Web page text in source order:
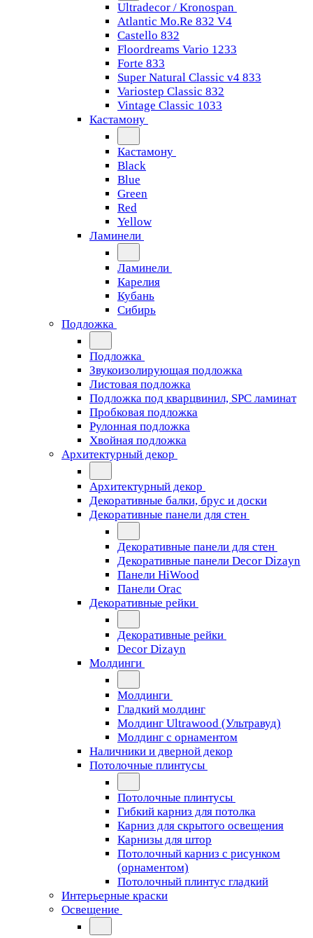
Ultradecor / Kronospan
Atlantic Mo.Re 832 V4
Castello 832
Floordreams Vario 1233
Forte 833
Super Natural Classic v4 833
Variostep Classic 832
Vintage Classic 1033
Кастамону
Кастамону
Black
Blue
Green
Red
Yellow
Ламинели
Ламинели
Карелия
Кубань
Сибирь
Подложка
Подложка
Звукоизолирующая подложка
Листовая подложка
Подложка под кварцвинил, SPC ламинат
Пробковая подложка
Рулонная подложка
Хвойная подложка
Архитектурный декор
Архитектурный декор
Декоративные балки, брус и доски
Декоративные панели для стен
Декоративные панели для стен
Декоративные панели Decor Dizayn
Панели HiWood
Панели Orac
Декоративные рейки
Декоративные рейки
Decor Dizayn
Молдинги
Молдинги
Гладкий молдинг
Молдинг Ultrawood (Ультравуд)
Молдинг с орнаментом
Наличники и дверной декор
Потолочные плинтусы
Потолочные плинтусы
Гибкий карниз для потолка
Карниз для скрытого освещения
Карнизы для штор
Потолочный карниз с рисунком
(орнаментом)
Потолочный плинтус гладкий
Интерьерные краски
Освещение